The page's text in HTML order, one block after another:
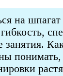
на
занятия.
понимать,